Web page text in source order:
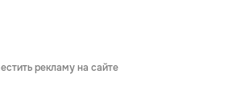
рекламу на сайте